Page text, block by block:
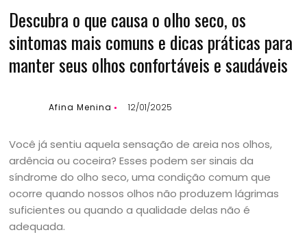
Descubra o que causa o olho seco, os
sintomas mais comuns e dicas práticas para
manter seus olhos confortáveis e saudáveis
Afina Menina 12/01/2025
Você já sentiu aquela sensação de areia nos olhos,
ardência ou coceira? Esses podem ser sinais da
síndrome do olho seco, uma condição comum que
ocorre quando nossos olhos não produzem lágrimas
suficientes ou quando a qualidade delas não é
adequada.